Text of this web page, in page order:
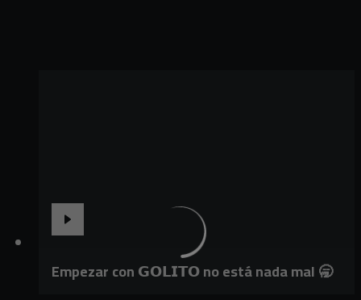
Empezar con 𝗚𝗢𝗟𝗜𝗧𝗢 no está nada mal 🥱